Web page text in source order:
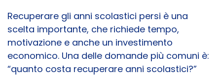
Recuperare gli anni scolastici persi è una
scelta importante, che richiede tempo,
motivazione e anche un investimento
economico. Una delle domande più comuni è:
“quanto costa recuperare anni scolastici?”